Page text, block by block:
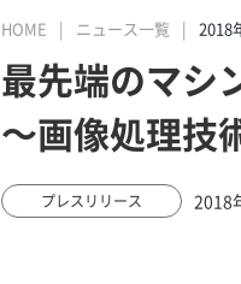
HOME ニュース一覧 2018
最先端のマシ
～画像処理技
プレスリリース 2018